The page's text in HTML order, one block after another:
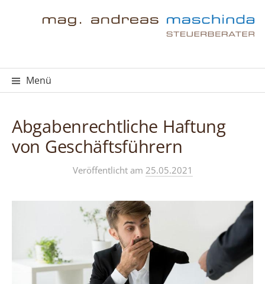
Menü
Abgabenrechtliche Haftung
von Geschäftsführern
Veröffentlicht am 25.05.2021